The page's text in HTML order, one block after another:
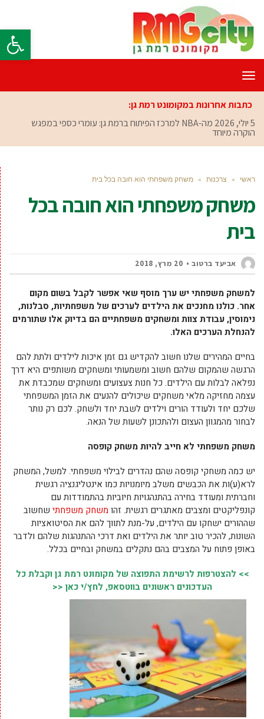
פתח
תפריט
כתבות אחרונות במקומונט רמת גן:
5 יולי, 2026
מה-NBA למרכז הפיתוח ברמת גן: עומרי כספי במפגש
הוקרה מיוחד
ראשי » צרכנות » משחק משפחתי הוא חובה בכל בית
משחק משפחתי הוא חובה בכל
בית
אביעד ברטוב 20 מרץ, 2018
למשחק משפחתי יש ערך מוסף שאי אפשר לקבל בשום מקום
אחר. כולנו מחנכים את הילדים לערכים של משפחתיות, סבלנות,
נימוסין, עבודת צוות ומשחקים משפחתיים הם בדיוק אלו שתורמים
להנחלת הערכים האלו.
בחיים המהירים שלנו חשוב להקדיש גם זמן איכות לילדים ולתת להם
הרגשה שהמקום שלהם חשוב ומשמעותי ומשחקים משותפים היא דרך
נפלאה לבלות עם הילדים. כל חנות צעצועים ומשחקים שמכבדת את
עצמה מחזיקה מלאי משחקים שיכולים להנעים את הזמן המשפחתי
שלכם יחד ולעודד הורים וילדים לשבת יחד ולשחק. לכם רק נותר
לבחור מהמגוון העצום ולהתכונן לשעות של הנאה.
משחק משפחתי לא חייב להיות משחק קופסה
יש כמה משחקי קופסה שהם נהדרים לבילוי משפחתי. למשל, המשחק
לרא(ע)ות את הכבשים משלב מיומנויות כמו אינטליגנציה רגשית
וחברתית ומעודד בחירה בהתנהגויות חיוביות בהתמודדות עם
קונפליקטים ומצבים מאתגרים רגשית. זהו משחק משפחתי שחשוב
שההורים ישחקו עם הילדים, על-מנת לתווך להם את הסיטואציות
השונות, להכיר טוב יותר את הילדים ואת דרכי ההתנהגות שלהם ולדבר
באופן פתוח על המצבים בהם נתקלים במשחק ובחיים בכלל.
>> להצטרפות לרשימת התפוצה של מקומונט רמת גן וקבלת כל
העדכונים ראשונים בווטסאפ, לחץ/י כאן <<